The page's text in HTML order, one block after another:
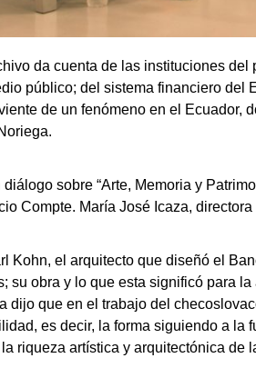
da cuenta de las instituciones
público; del sistema financiero
de un fenómeno en el Ecuador,
sobre “Arte, Memoria y
Compte. María José Icaza,
Kohn, el arquitecto que diseñó el
su obra y lo que esta significó para
dijo que en el trabajo del
es decir, la forma siguiendo a
riqueza artística y arquitectónica de